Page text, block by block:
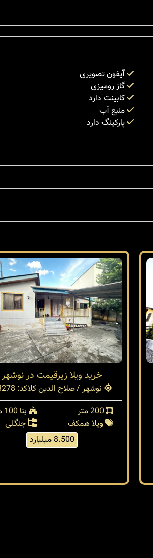
آیفون تصویری
گاز رومیزی
کابینت دارد
منبع آب
پارکینگ دارد
خريد ويلا زيرقيمت در نوشهر
نوشهر / صلاح الدین کلاکد: 38278
بنا 100 متر
ویلا همکف
جنگلی
8.500 میلیارد